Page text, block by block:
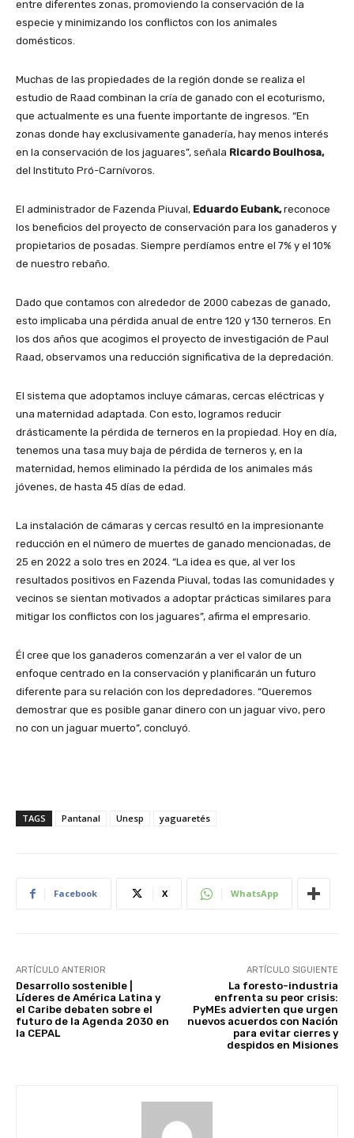
entre diferentes zonas, promoviendo la conservación de la
especie y minimizando los conflictos con los animales
domésticos.
Muchas de las propiedades de la región donde se realiza el
estudio de Raad combinan la cría de ganado con el ecoturismo,
que actualmente es una fuente importante de ingresos. “En
zonas donde hay exclusivamente ganadería, hay menos interés
en la conservación de los jaguares”, señala Ricardo Boulhosa,
del Instituto Pró-Carnívoros.
El administrador de Fazenda Piuval, Eduardo Eubank,reconoce
los beneficios del proyecto de conservación para los ganaderos y
propietarios de posadas. Siempre perdíamos entre el 7% y el 10%
de nuestro rebaño.
Dado que contamos con alrededor de 2000 cabezas de ganado,
esto implicaba una pérdida anual de entre 120 y 130 terneros. En
los dos años que acogimos el proyecto de investigación de Paul
Raad, observamos una reducción significativa de la depredación.
El sistema que adoptamos incluye cámaras, cercas eléctricas y
una maternidad adaptada. Con esto, logramos reducir
drásticamente la pérdida de terneros en la propiedad. Hoy en día,
tenemos una tasa muy baja de pérdida de terneros y, en la
maternidad, hemos eliminado la pérdida de los animales más
jóvenes, de hasta 45 días de edad.
La instalación de cámaras y cercas resultó en la impresionante
reducción en el número de muertes de ganado mencionadas, de
25 en 2022 a solo tres en 2024. “La idea es que, al ver los
resultados positivos en Fazenda Piuval, todas las comunidades y
vecinos se sientan motivados a adoptar prácticas similares para
mitigar los conflictos con los jaguares”, afirma el empresario.
Él cree que los ganaderos comenzarán a ver el valor de un
enfoque centrado en la conservación y planificarán un futuro
diferente para su relación con los depredadores. “Queremos
demostrar que es posible ganar dinero con un jaguar vivo, pero
no con un jaguar muerto”, concluyó.
TAGS Pantanal Unesp yaguaretés
Facebook X WhatsApp
ARTÍCULO ANTERIOR
Desarrollo sostenible |
Líderes de América Latina y
el Caribe debaten sobre el
futuro de la Agenda 2030 en
la CEPAL
ARTÍCULO SIGUIENTE
La foresto-industria
enfrenta su peor crisis:
PyMEs advierten que urgen
nuevos acuerdos con Nación
para evitar cierres y
despidos en Misiones